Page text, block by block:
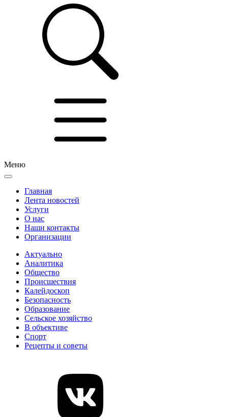
Меню
Главная
Лента новостей
Услуги
О нас
Наши контакты
Организации
Актуально
Аналитика
Общество
Происшествия
Калейдоскоп
Безопасность
Образование
Сельское хозяйство
В объективе
Спорт
Рецепты и советы